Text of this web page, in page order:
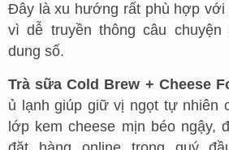
Đây là xu hướng rất phù hợp với
vì dễ truyền thông câu chuyện
dung số.
Trà sữa Cold Brew + Cheese
ủ lạnh giúp giữ vị ngọt tự nhiên
lớp kem cheese mịn béo ngậy,